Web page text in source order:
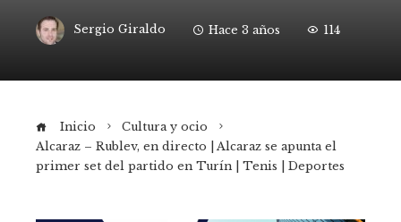
Sergio Giraldo Hace 3 años 114
Inicio
Cultura y ocio
Alcaraz – Rublev, en directo | Alcaraz se apunta el
primer set del partido en Turín | Tenis | Deportes